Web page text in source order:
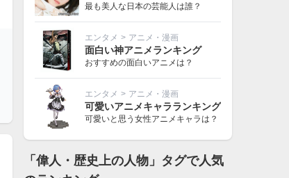
最も美人な日本の芸能人は誰？
エンタメ > アニメ・漫画
面白い神アニメランキング
おすすめの面白いアニメは？
エンタメ > アニメ・漫画
可愛いアニメキャラランキング
可愛いと思う女性アニメキャラは？
「偉人・歴史上の人物」タグで人気